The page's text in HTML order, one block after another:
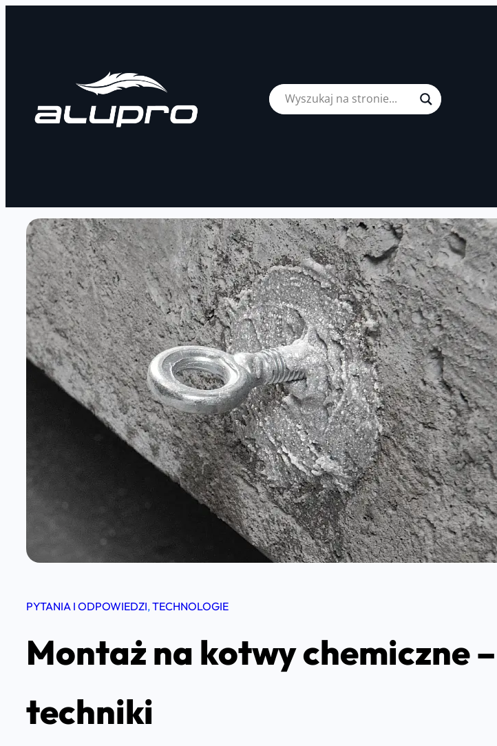
PYTANIA I ODPOWIEDZI, TECHNOLOGIE
Montaż na kotwy chemiczne
techniki